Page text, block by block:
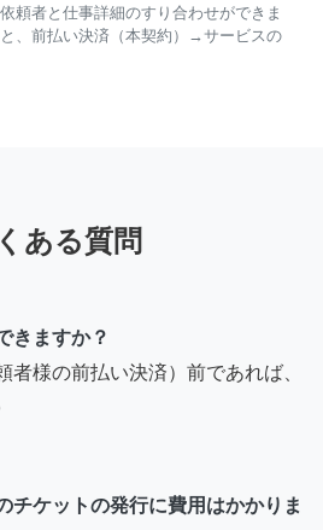
頼者と仕事詳細のすり合わせができま
、前払い決済（本契約）→サービスの
ある質問
きますか？
者様の前払い決済）前であれば、
チケットの発行に費用はかかりま